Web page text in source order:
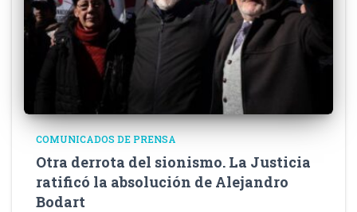
COMUNICADOS DE PRENSA
Otra derrota del sionismo. La Justicia
ratificó la absolución de Alejandro
Bodart